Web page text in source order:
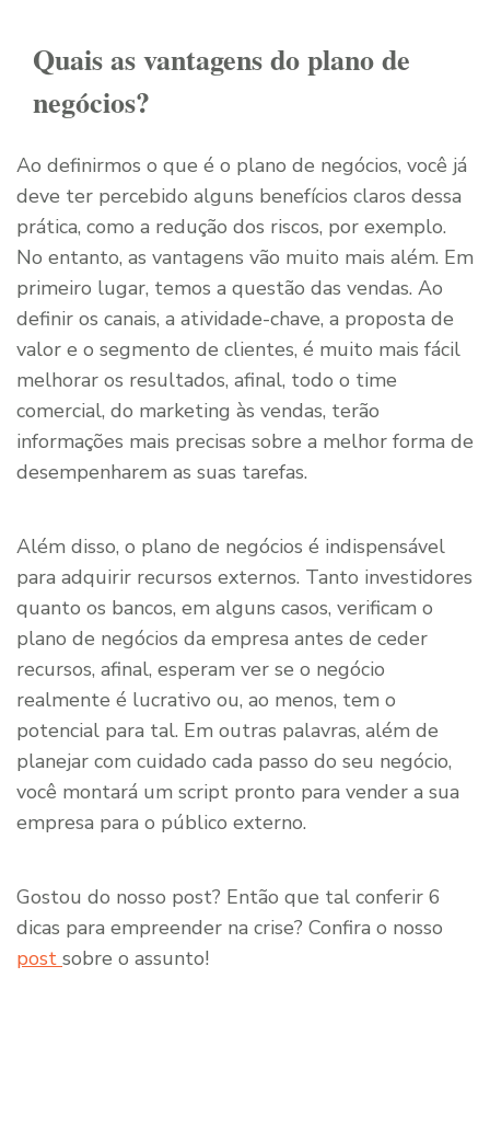
Quais as vantagens do plano de
negócios?
Ao definirmos o que é o plano de negócios, você já
deve ter percebido alguns benefícios claros dessa
prática, como a redução dos riscos, por exemplo.
No entanto, as vantagens vão muito mais além. Em
primeiro lugar, temos a questão das vendas. Ao
definir os canais, a atividade-chave, a proposta de
valor e o segmento de clientes, é muito mais fácil
melhorar os resultados, afinal, todo o time
comercial, do marketing às vendas, terão
informações mais precisas sobre a melhor forma de
desempenharem as suas tarefas.
Além disso, o plano de negócios é indispensável
para adquirir recursos externos. Tanto investidores
quanto os bancos, em alguns casos, verificam o
plano de negócios da empresa antes de ceder
recursos, afinal, esperam ver se o negócio
realmente é lucrativo ou, ao menos, tem o
potencial para tal. Em outras palavras, além de
planejar com cuidado cada passo do seu negócio,
você montará um script pronto para vender a sua
empresa para o público externo.
Gostou do nosso post? Então que tal conferir 6
dicas para empreender na crise? Confira o nosso
post sobre o assunto!